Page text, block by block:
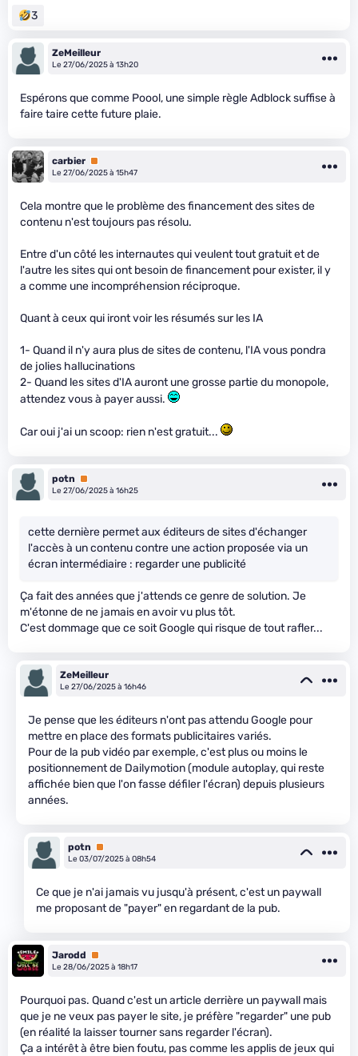
3
ZeMeilleur
Le 27/06/2025 à 13h20
Espérons que comme Poool, une simple règle Adblock suffise à
faire taire cette future plaie.
carbier Premium
Le 27/06/2025 à 15h47
Cela montre que le problème des financement des sites de
contenu n'est toujours pas résolu.
Entre d'un côté les internautes qui veulent tout gratuit et de
l'autre les sites qui ont besoin de financement pour exister, il y
a comme une incompréhension réciproque.
Quant à ceux qui iront voir les résumés sur les IA
1- Quand il n'y aura plus de sites de contenu, l'IA vous pondra
de jolies hallucinations
2- Quand les sites d'IA auront une grosse partie du monopole,
attendez vous à payer aussi.
Car oui j'ai un scoop: rien n'est gratuit...
potn
Premium
Le 27/06/2025 à 16h25
cette dernière permet aux éditeurs de sites d'échanger
l'accès à un contenu contre une action proposée via un
écran intermédiaire : regarder une publicité
Ça fait des années que j'attends ce genre de solution. Je
m'étonne de ne jamais en avoir vu plus tôt.
C'est dommage que ce soit Google qui risque de tout rafler...
ZeMeilleur
Le 27/06/2025 à 16h46
Je pense que les éditeurs n'ont pas attendu Google pour
mettre en place des formats publicitaires variés.
Pour de la pub vidéo par exemple, c'est plus ou moins le
positionnement de Dailymotion (module autoplay, qui reste
affichée bien que l'on fasse défiler l'écran) depuis plusieurs
années.
potn
Premium
Le 03/07/2025 à 08h54
Ce que je n'ai jamais vu jusqu'à présent, c'est un paywall
me proposant de "payer" en regardant de la pub.
Jarodd
Premium
Le 28/06/2025 à 18h17
Pourquoi pas. Quand c'est un article derrière un paywall mais
que je ne veux pas payer le site, je préfère "regarder" une pub
(en réalité la laisser tourner sans regarder l'écran).
Ça a intérêt à être bien foutu, pas comme les applis de jeux qui